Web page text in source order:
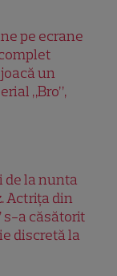
pe ecrane
un
„Bro”,
de la nunta
Actrița din
s-a căsătorit
discretă la